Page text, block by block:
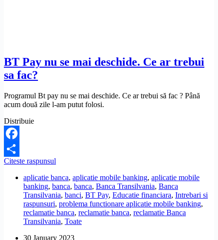
BT Pay nu se mai deschide. Ce ar trebui
sa fac?
Programul Bt pay nu se mai deschide. Ce ar trebui să fac ? Până
acum două zile l-am putut folosi.
Distribuie
Facebook
Share
Citeste raspunsul
nu
se
mai
deschide.
Ce
ar
aplicatie banca, aplicatie mobile banking, aplicatie mobile
banking, banca, banca, Banca Transilvania, Banca
Transilvania, banci, BT Pay, Educatie financiara, Intrebari si
raspunsuri, problema functionare aplicatie mobile banking,
reclamatie banca, reclamatie banca, reclamatie Banca
Transilvania, Toate
30 January 2023